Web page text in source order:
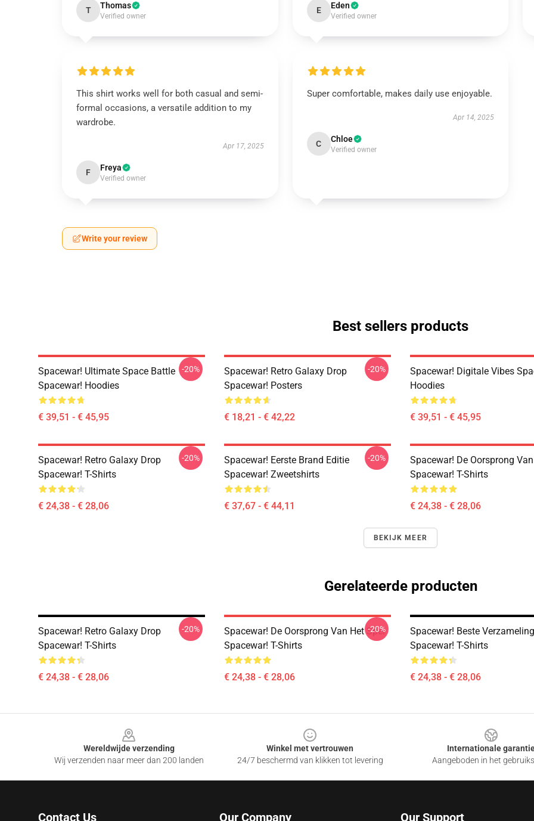
T Thomas
Verified owner
E Eden
Verified owner
This shirt works well for both casual and semi-
formal occasions, a versatile addition to my
wardrobe.
Apr 17, 2025
F Freya
Verified owner
Super comfortable, makes daily use enjoyable.
Apr 14, 2025
C Chloe
Verified owner
Write your review
Best sellers products
Spacewar! Ultimate Space Battle
Spacewar! Hoodies
€ 39,51 - € 45,95
-20%
Spacewar! Retro Galaxy Drop
Spacewar! Posters
€ 18,21 - € 42,22
-20%
Spacewar! Digitale Vibes
Hoodies
€ 39,51 - € 45,95
Spacewar! Retro Galaxy Drop
Spacewar! T-Shirts
€ 24,38 - € 28,06
-20%
Spacewar! Eerste Brand Editie
Spacewar! Zweetshirts
€ 37,67 - € 44,11
-20%
Spacewar! De Oorsprong
Spacewar! T-Shirts
€ 24,38 - € 28,06
BEKIJK MEER
Gerelateerde producten
Spacewar! Retro Galaxy Drop
Spacewar! T-Shirts
€ 24,38 - € 28,06
-20%
Spacewar! De Oorsprong Van Het Spel
Spacewar! T-Shirts
€ 24,38 - € 28,06
-20%
Spacewar! Beste Verzameling
Spacewar! T-Shirts
€ 24,38 - € 28,06
Wereldwijde verzending
Wij verzenden naar meer dan 200 landen
Winkel met vertrouwen
24/7 beschermd van klikken tot levering
Internationale
Aangeboden in het
Contact Us Our Company Our Support